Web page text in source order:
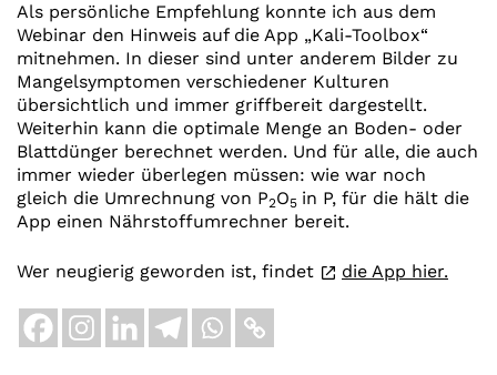
Als persönliche Empfehlung konnte ich aus dem
Webinar den Hinweis auf die App „Kali-Toolbox“
mitnehmen. In dieser sind unter anderem Bilder zu
Mangelsymptomen verschiedener Kulturen
übersichtlich und immer griffbereit dargestellt.
Weiterhin kann die optimale Menge an Boden- oder
Blattdünger berechnet werden. Und für alle, die auch
immer wieder überlegen müssen: wie war noch
gleich die Umrechnung von P2O5 in P, für die hält die
App einen Nährstoffumrechner bereit.
Wer neugierig geworden ist, findet die App hier.